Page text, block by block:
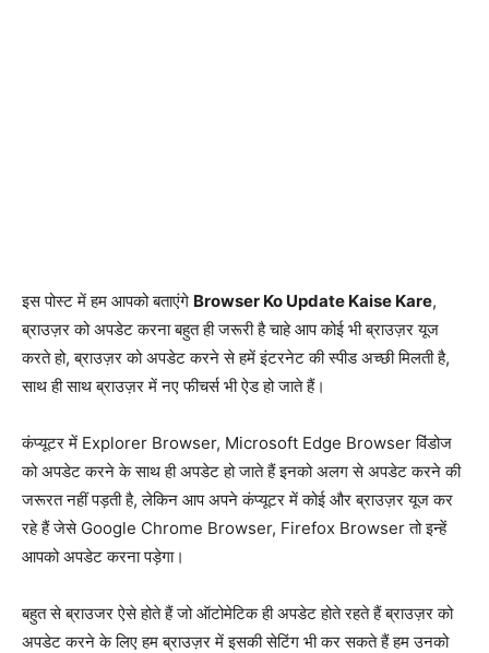
इस पोस्ट में हम आपको बताएंगे Browser Ko Update Kaise Kare,
ब्राउज़र को अपडेट करना बहुत ही जरूरी है चाहे आप कोई भी ब्राउज़र यूज
करते हो, ब्राउज़र को अपडेट करने से हमें इंटरनेट की स्पीड अच्छी मिलती है,
साथ ही साथ ब्राउज़र में नए फीचर्स भी ऐड हो जाते हैं।
कंप्यूटर में Explorer Browser, Microsoft Edge Browser विंडोज
को अपडेट करने के साथ ही अपडेट हो जाते हैं इनको अलग से अपडेट करने की
जरूरत नहीं पड़ती है, लेकिन आप अपने कंप्यूटर में कोई और ब्राउज़र यूज कर
रहे हैं जेसे Google Chrome Browser, Firefox Browser तो इन्हें
आपको अपडेट करना पड़ेगा।
बहुत से ब्राउजर ऐसे होते हैं जो ऑटोमेटिक ही अपडेट होते रहते हैं ब्राउज़र को
अपडेट करने के लिए हम ब्राउज़र में इसकी सेटिंग भी कर सकते हैं हम उनको